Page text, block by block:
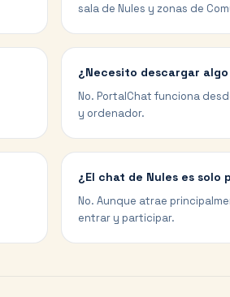
sala de Nules y zonas de
¿Necesito descargar
No. PortalChat funciona
y ordenador.
¿El chat de Nules es solo
No. Aunque atrae
entrar y participar.